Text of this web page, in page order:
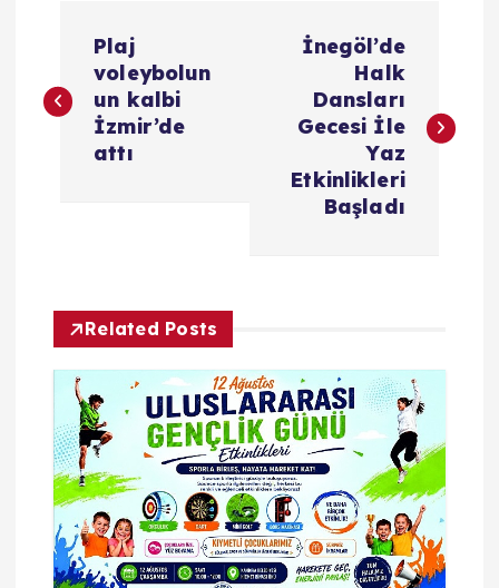
a
z
e
z
n
m
e
Plaj
voleybolun
un kalbi
İzmir’de
attı
İnegöl’de
Halk
Dansları
Gecesi İle
Yaz
Etkinlikleri
Başladı
Related Posts